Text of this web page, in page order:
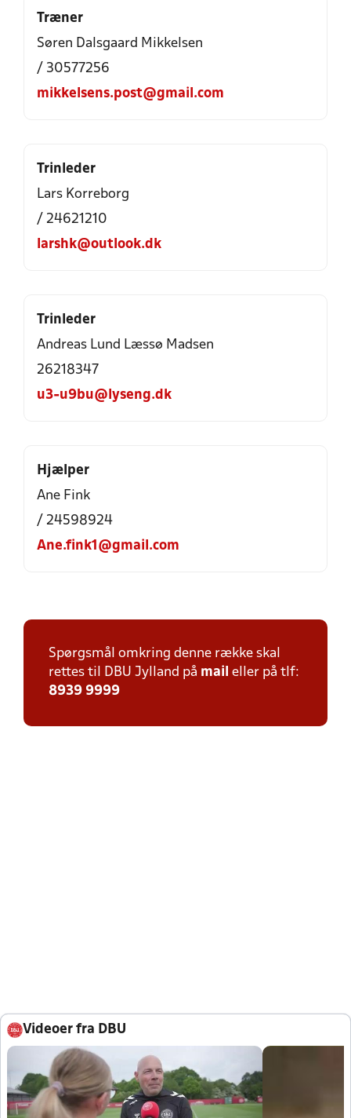
Træner
Søren Dalsgaard Mikkelsen
/ 30577256
mikkelsens.post@gmail.com
Trinleder
Lars Korreborg
/ 24621210
larshk@outlook.dk
Trinleder
Andreas Lund Læssø Madsen
26218347
u3-u9bu@lyseng.dk
Hjælper
Ane Fink
/ 24598924
Ane.fink1@gmail.com
Spørgsmål omkring denne række skal
rettes til DBU Jylland på mail eller på tlf:
8939 9999
Videoer fra DBU